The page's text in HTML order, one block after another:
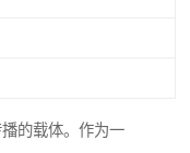
的载体。作为一